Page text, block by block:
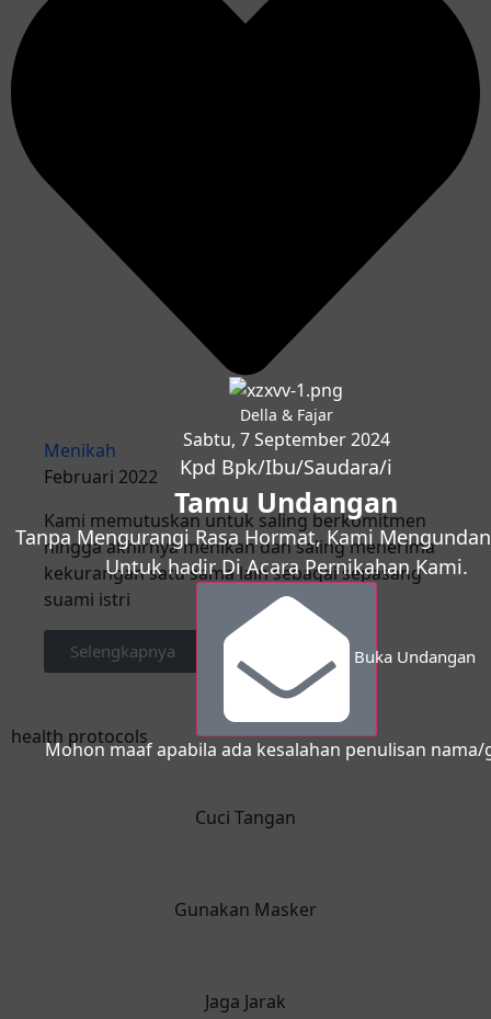
Della & Fajar
Sabtu, 7 September 2024
Kpd Bpk/Ibu/Saudara/i
Tamu Undangan
Tanpa Mengurangi Rasa Hormat, Kami
Untuk hadir Di Acara Pernikahan Kami.
Buka Undangan
Mohon maaf apabila ada kesalahan penulisan nama/
Menikah
Februari 2022
Kami memutuskan untuk saling berkomitmen
hingga akhirnya menikah dan saling menerima
kekurangan satu sama lain sebagai sepasang
suami istri
Selengkapnya
health protocols
Cuci Tangan
Gunakan Masker
Jaga Jarak